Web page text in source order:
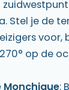
Stel je de
voor,
270° op de
Monchique: